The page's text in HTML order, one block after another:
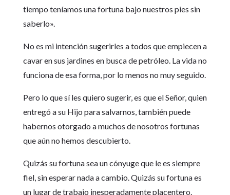
tiempo teníamos una fortuna bajo nuestros pies sin
saberlo».
No es mi intención sugerirles a todos que empiecen a
cavar en sus jardines en busca de petróleo. La vida no
funciona de esa forma, por lo menos no muy seguido.
Pero lo que sí les quiero sugerir, es que el Señor, quien
entregó a su Hijo para salvarnos, también puede
habernos otorgado a muchos de nosotros fortunas
que aún no hemos descubierto.
Quizás su fortuna sea un cónyuge que le es siempre
fiel, sin esperar nada a cambio. Quizás su fortuna es
un lugar de trabajo inesperadamente placentero.